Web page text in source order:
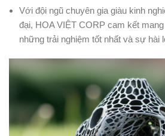
Với đội ngũ chuyên gia giàu kinh
đại, HOA VIỆT CORP cam kết
những trải nghiệm tốt nhất và sự hài